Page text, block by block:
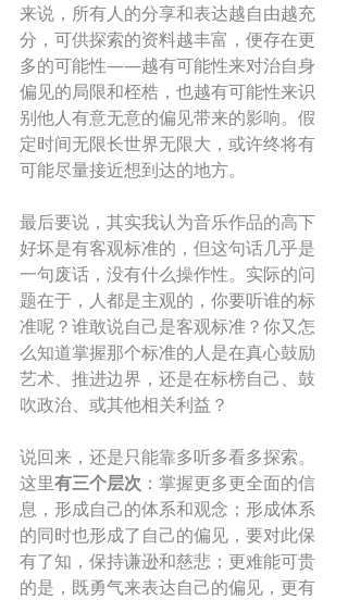
来说，所有人的分享和表达越自由越充
分，可供探索的资料越丰富，便存在更
多的可能性——越有可能性来对治自身
偏见的局限和桎梏，也越有可能性来识
别他人有意无意的偏见带来的影响。假
定时间无限长世界无限大，或许终将有
可能尽量接近想到达的地方。
最后要说，其实我认为音乐作品的高下
好坏是有客观标准的，但这句话几乎是
一句废话，没有什么操作性。实际的问
题在于，人都是主观的，你要听谁的标
准呢？谁敢说自己是客观标准？你又怎
么知道掌握那个标准的人是在真心鼓励
艺术、推进边界，还是在标榜自己、鼓
吹政治、或其他相关利益？
说回来，还是只能靠多听多看多探索。
这里有三个层次 ：掌握更多更全面的信
息，形成自己的体系和观念；形成体系
的同时也形成了自己的偏见，要对此保
有了知，保持谦逊和慈悲；更难能可贵
的是，既勇气来表达自己的偏见，更有